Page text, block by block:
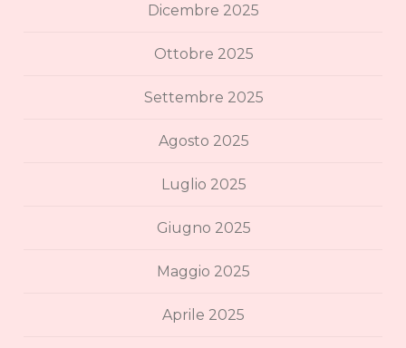
Dicembre 2025
Ottobre 2025
Settembre 2025
Agosto 2025
Luglio 2025
Giugno 2025
Maggio 2025
Aprile 2025